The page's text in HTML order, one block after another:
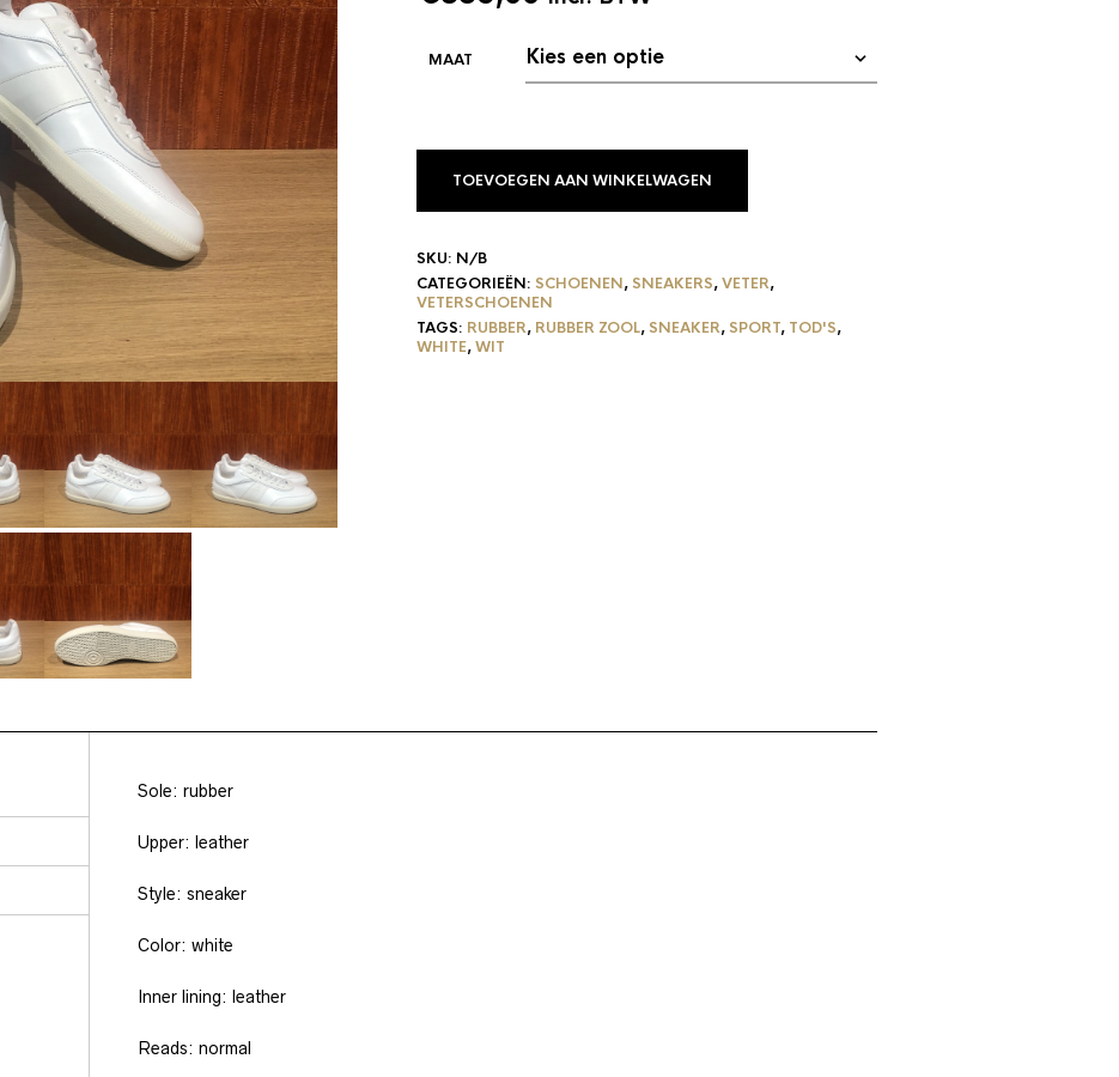
was:
€550,00.
is:
€385,00.
TOEVOEGEN AAN WINKELWAGEN
SKU: N/B
CATEGORIEËN: SCHOENEN, SNEAKERS,VETER,
VETERSCHOENEN
TAGS: RUBBER, RUBBER ZOOL, SNEAKER, SPORT, TOD'S,
WHITE,WIT
Sole: rubber
Upper: leather
Style: sneaker
Color: white
Inner lining: leather
Reads: normal